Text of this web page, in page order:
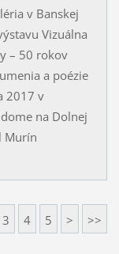
v Banskej
Vizuálna
– 50 rokov
a poézie
2017 v
na Dolnej
Murín
3 4 5 > >>